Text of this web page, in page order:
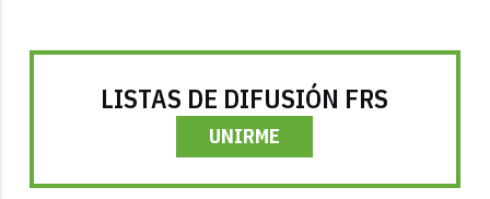
LISTAS DE DIFUSIÓN FRS
UNIRME